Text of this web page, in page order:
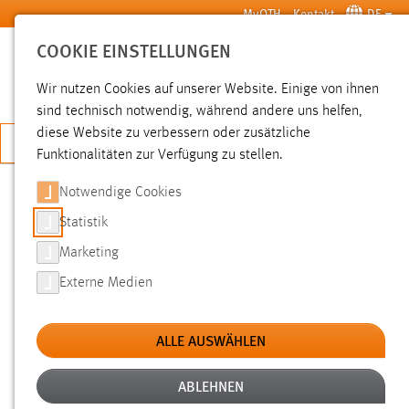
Zum Hauptinhalt springen MyOTH Kontakt DE
SUCHE
JETZT BEWERBEN
SUCHE
FILTER
Erstellungsdatum
SUCHEN
COOKIE EINSTELLUNGEN
Wir nutzen Cookies auf unserer Website. Einige von ihnen
sind technisch notwendig, während andere uns helfen,
diese Website zu verbessern oder zusätzliche
Funktionalitäten zur Verfügung zu stellen.
Notwendige Cookies
Statistik
Marketing
Externe Medien
ALLE AUSWÄHLEN
ABLEHNEN